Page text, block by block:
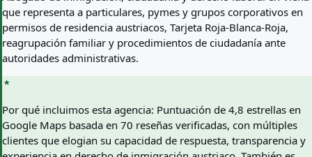
que representa a particulares, pymes y grupos corporativos en
permisos de residencia austriacos, Tarjeta Roja-Blanca-Roja,
reagrupación familiar y procedimientos de ciudadanía ante
autoridades administrativas.
Por qué incluimos esta agencia: Puntuación de 4,8 estrellas en
Google Maps basada en 70 reseñas verificadas, con múltiples
clientes que elogian su capacidad de respuesta, transparencia y